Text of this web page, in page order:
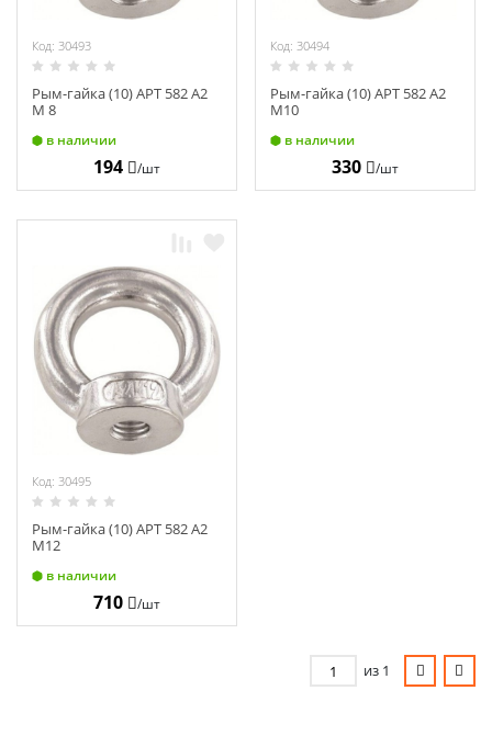
Код: 30493
Рым-гайка (10) АРТ 582 А2
М 8
в наличии
194 /шт
Код: 30494
Рым-гайка (10) АРТ 582 А2
М10
в наличии
330 /шт
Код: 30495
Рым-гайка (10) АРТ 582 А2
М12
в наличии
710 /шт
из 1